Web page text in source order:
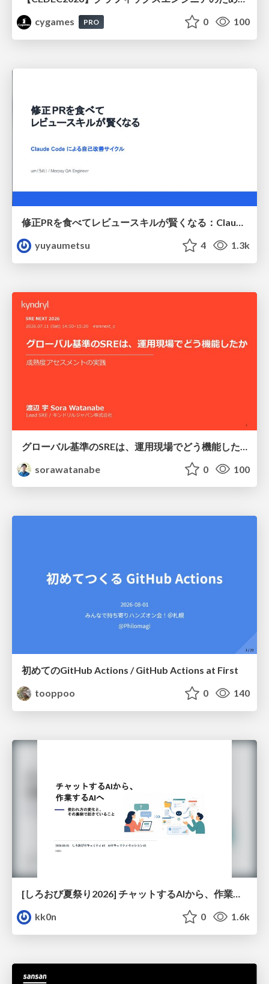
cygames
PRO 0 100
修正PRを食べてレビュースキルが賢くなる：Claude Codeによる自己改善サイクル
yuyaumetsu
4 1.3k
sorawatanabe
0 100
初めてのGitHub Actions / GitHub Actions at First
tooppoo
0 140
[しろおび夏祭り2026] チャットするAIから、作業するAIへ - 使われ方の変化と、その裏側で起きていること
kk0n
0 1.6k